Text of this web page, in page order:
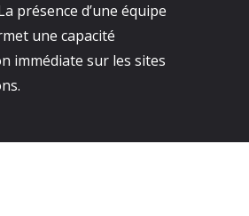
présence d’une équipe
une capacité
immédiate sur les sites